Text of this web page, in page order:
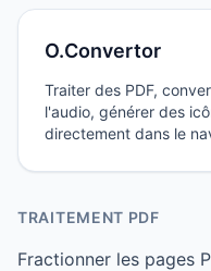
O.Convertor
Traiter des PDF,
l'audio, générer des
directement dans le
TRAITEMENT PDF
Fractionner les pages